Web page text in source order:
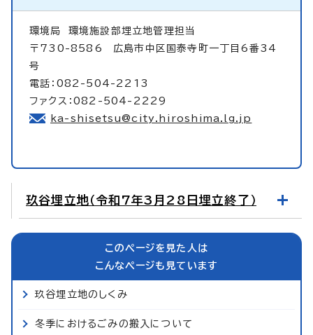
環境局 環境施設部埋立地管理担当
〒730-8586 広島市中区国泰寺町一丁目6番34
号
電話：082-504-2213
ファクス：082-504-2229
ka-shisetsu@city.hiroshima.lg.jp
玖谷埋立地（令和7年3月28日埋立終了）
このページを見た人は
こんなページも見ています
玖谷埋立地のしくみ
冬季におけるごみの搬入について